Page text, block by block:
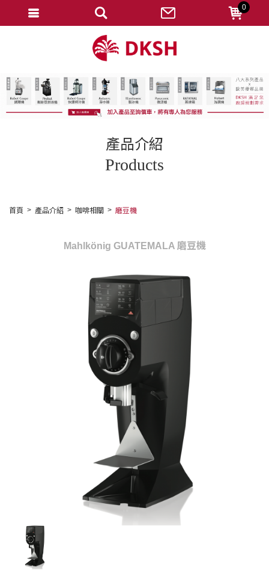
產品介紹
Products
首頁 產品介紹 咖啡相關 磨豆機
Mahlkönig GUATEMALA 磨豆機
0
忘記密碼
變更密碼